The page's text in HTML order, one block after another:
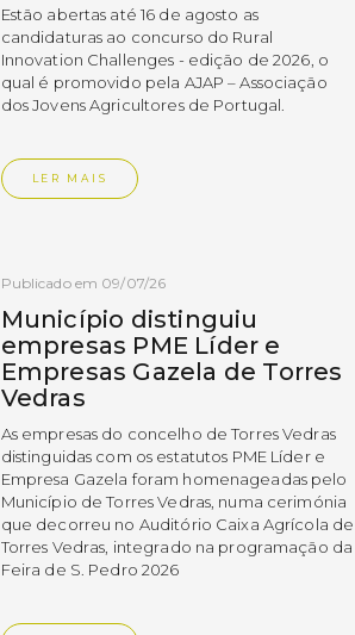
Estão abertas até 16 de agosto as
candidaturas ao concurso do Rural
Innovation Challenges - edição de 2026, o
qual é promovido pela AJAP – Associação
dos Jovens Agricultores de Portugal.
LER MAIS
Publicado em 09/07/26
Município distinguiu
empresas PME Líder e
Empresas Gazela de Torres
Vedras
As empresas do concelho de Torres Vedras
distinguidas com os estatutos PME Líder e
Empresa Gazela foram homenageadas pelo
Município de Torres Vedras, numa cerimónia
que decorreu no Auditório Caixa Agrícola de
Torres Vedras, integrado na programação da
Feira de S. Pedro 2026